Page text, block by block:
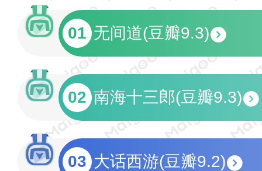
01 无间道(豆瓣9.3)
02 南海十三郎(豆瓣9.3)
03 大话西游(豆瓣9.2)